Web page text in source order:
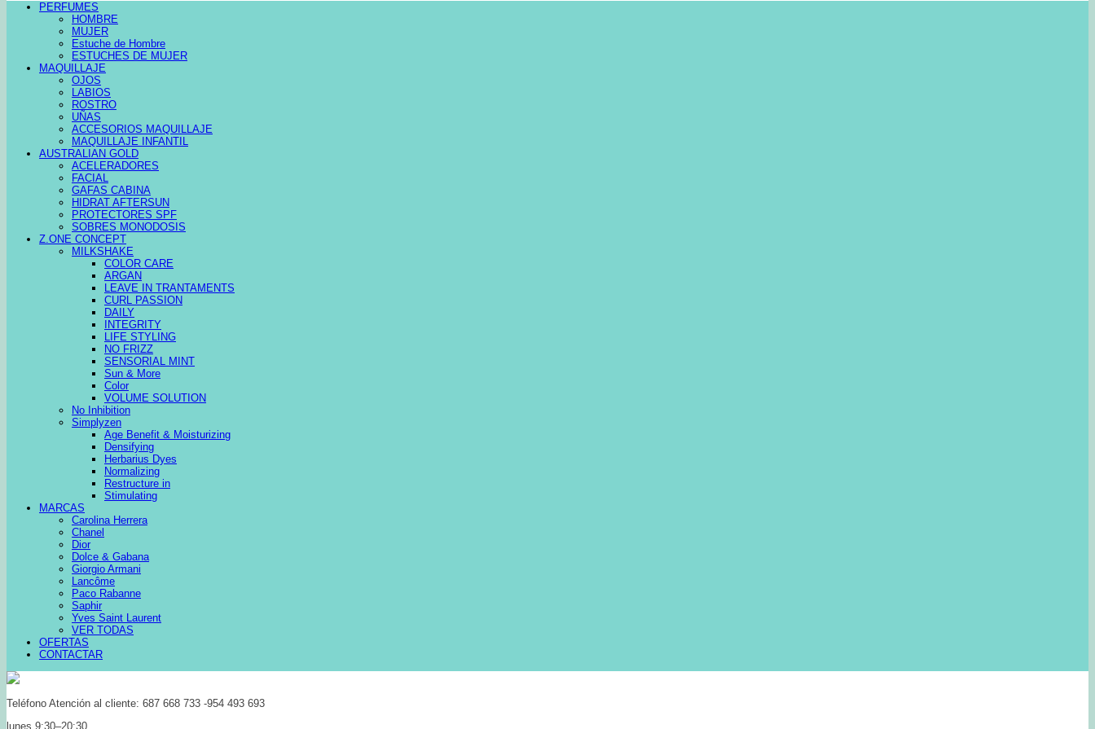
PERFUMES
HOMBRE
MUJER
Estuche de Hombre
ESTUCHES DE MUJER
MAQUILLAJE
OJOS
LABIOS
ROSTRO
UÑAS
ACCESORIOS MAQUILLAJE
MAQUILLAJE INFANTIL
AUSTRALIAN GOLD
ACELERADORES
FACIAL
GAFAS CABINA
HIDRAT AFTERSUN
PROTECTORES SPF
SOBRES MONODOSIS
Z.ONE CONCEPT
MILKSHAKE
COLOR CARE
ARGAN
LEAVE IN TRANTAMENTS
CURL PASSION
DAILY
INTEGRITY
LIFE STYLING
NO FRIZZ
SENSORIAL MINT
Sun & More
Color
VOLUME SOLUTION
No Inhibition
Simplyzen
Age Benefit & Moisturizing
Densifying
Herbarius Dyes
Normalizing
Restructure in
Stimulating
MARCAS
Carolina Herrera
Chanel
Dior
Dolce & Gabana
Giorgio Armani
Lancôme
Paco Rabanne
Saphir
Yves Saint Laurent
VER TODAS
OFERTAS
CONTACTAR
Teléfono Atención al cliente: 687 668 733 -954 493 693
lunes 9:30–20:30